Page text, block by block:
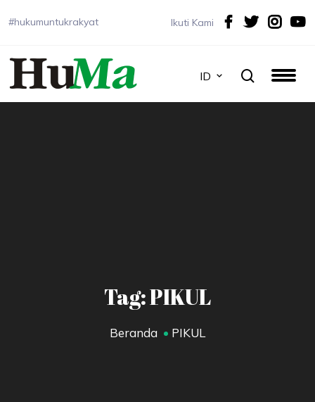
#hukumuntukrakyat Ikuti Kami
ID
Tag: PIKUL
Beranda PIKUL